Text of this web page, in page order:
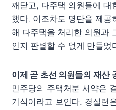
깨닫고, 다주택 의원들에 대
했다. 이조차도 명단을 제공
해 다주택을 처리한 의원과
인지 판별할 수 없게 만들었
이제 곧 초선 의원들의 재산
민주당의 주택처분 서약은
기식이라고 보인다. 경실련